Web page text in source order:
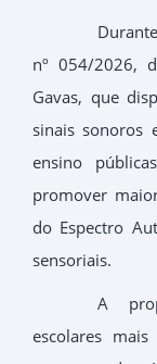
nº 054/2026,
Gavas, que
sinais sonoros
ensino
promover
do Espectro
sensoriais.
A
escolares mais